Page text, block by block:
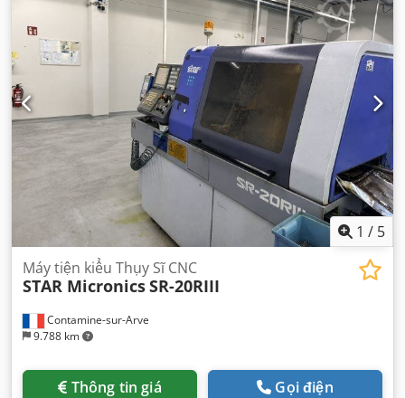
1 / 5
Contamine-sur-Arve
9.788 km
Máy tiện kiểu Thụy Sĩ CNC
STAR MicronicsSR-20RIII
Thông tin giá Gọi điện